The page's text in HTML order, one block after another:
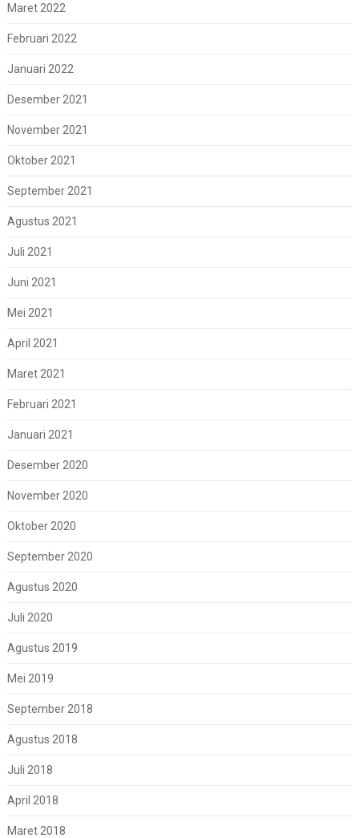
Maret 2022
Februari 2022
Januari 2022
Desember 2021
November 2021
Oktober 2021
September 2021
Agustus 2021
Juli 2021
Juni 2021
Mei 2021
April 2021
Maret 2021
Februari 2021
Januari 2021
Desember 2020
November 2020
Oktober 2020
September 2020
Agustus 2020
Juli 2020
Agustus 2019
Mei 2019
September 2018
Agustus 2018
Juli 2018
April 2018
Maret 2018